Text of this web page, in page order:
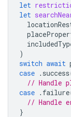
let
let
)
switch await
case . success
// Handle
case . failure
// Handle
}